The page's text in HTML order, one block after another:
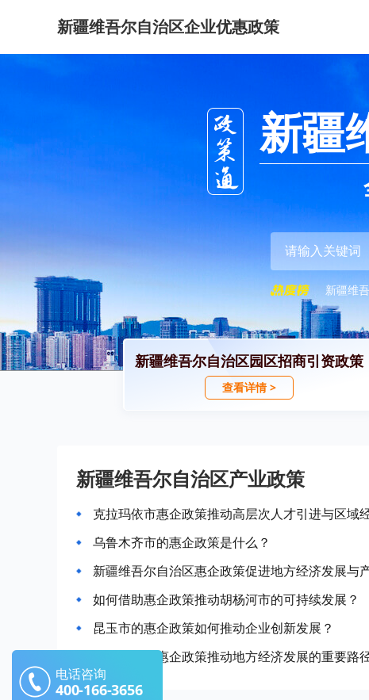
新疆维吾尔自治区企业优惠政策
新疆
新疆维
新疆维吾尔自治区园区招商引资政策
查看详情 >
新疆维吾尔自治区产业政策
克拉玛依市惠企政策推动高层次人才引进与区域
乌鲁木齐市的惠企政策是什么？
新疆维吾尔自治区惠企政策促进地方经济发展与
如何借助惠企政策推动胡杨河市的可持续发展？
昆玉市的惠企政策如何推动企业创新发展？
可克达拉市惠企政策推动地方经济发展的重要路
电话咨询
400-166-3656